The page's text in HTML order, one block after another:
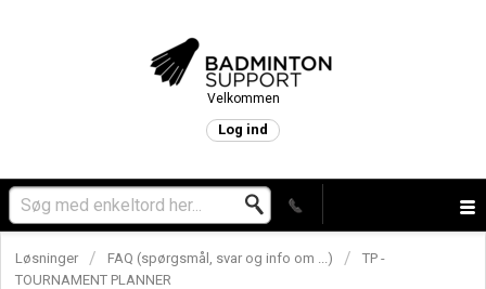
Velkommen
Log ind
Løsninger FAQ (spørgsmål, svar og info om ...)
TP -
TOURNAMENT PLANNER